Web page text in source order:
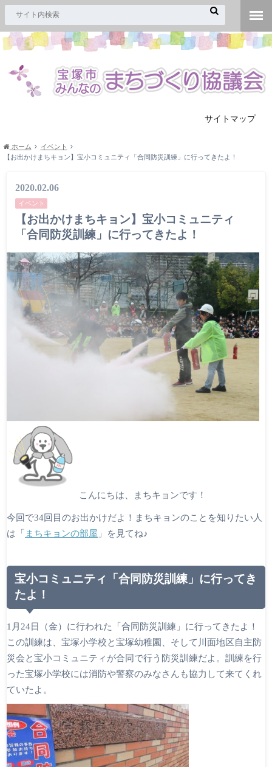
サイトマップ
ホーム
イベント
【お出かけまちキョン】宝小コミュニティ「合同防災訓練」に行ってきたよ！
2020.02.06
イベント
【お出かけまちキョン】宝小コミュニティ
「合同防災訓練」に行ってきたよ！
こんにちは、まちキョンです！
今回で34回目のお出かけだよ！まちキョンのことを知りたい人
は「 まちキョンの部屋 」を見てね♪
宝小コミュニティ「合同防災訓練」に行ってき
たよ！
1月24日（金）に行われた「合同防災訓練」に行ってきたよ！
この訓練は、宝塚小学校と宝塚幼稚園、そして川面地区自主防
災会と宝小コミュニティが合同で行う防災訓練だよ。訓練を行
った宝塚小学校には消防や警察のみなさんも協力して来てくれ
ていたよ。